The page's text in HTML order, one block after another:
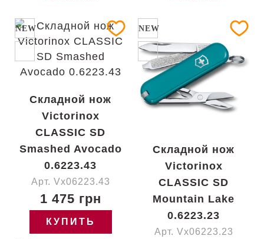
NEW
Складной нож
Victorinox
CLASSIC SD
Smashed Avocado
0.6223.43
Арт. Vx06223.43
1 475 грн
КУПИТЬ
NEW
Складной нож
Victorinox
CLASSIC SD
Mountain Lake
0.6223.23
Арт. Vx06223.23